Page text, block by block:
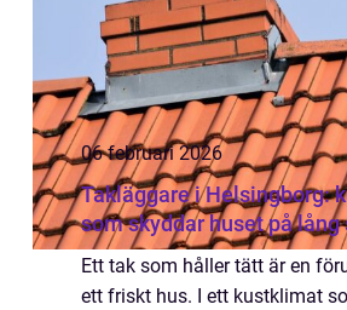
06 februari 2026
Takläggare i Helsingborg:
som skyddar huset på lång
Ett tak som håller tätt är en
ett friskt hus. I ett kustklimat